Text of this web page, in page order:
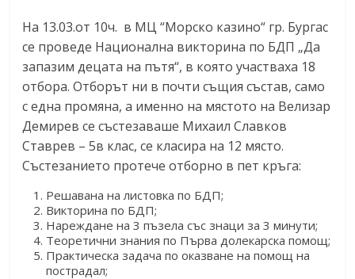
На 13.03.от 10ч. в МЦ “Морско казино“ гр. Бургас
се проведе Национална викторина по БДП „Да
запазим децата на пътя“, в която участваха 18
отбора. Отборът ни в почти същия състав, само
с една промяна, а именно на мястото на Велизар
Демирев се състезаваше Михаил Славков
Ставрев – 5в клас, се класира на 12 място.
Състезанието протече отборно в пет кръга:
Решавана на листовка по БДП;
Викторина по БДП;
Нареждане на 3 пъзела със знаци за 3 минути;
Теоретични знания по Първа долекарска помощ;
Практическа задача по оказване на помощ на
пострадал;